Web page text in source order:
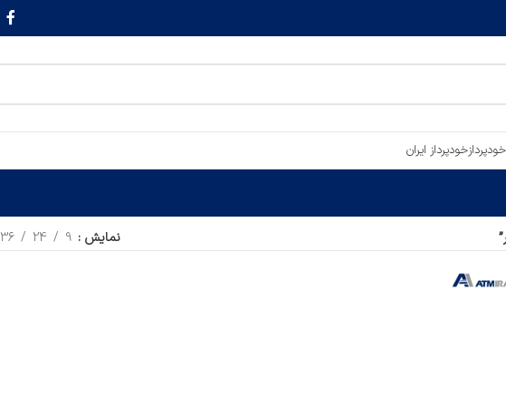
خودپرداز ایران
نمایش 9
24
36